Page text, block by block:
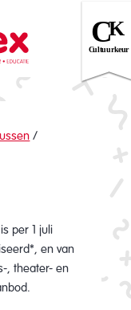
/
per 1 juli
en van
, theater- en